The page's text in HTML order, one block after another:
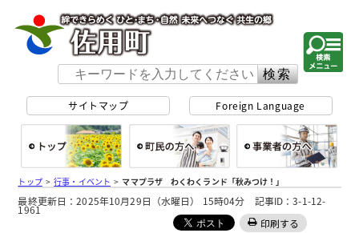
サイトマップ Foreign Language
総合トップ 町民の方へ
トップ>行事・イベント > ママプラザ わくわくランド「秋みつけ！」
最終更新日：2025年10月29日（水曜日） 15時04分 記事ID：3-1-12-
1961
印刷する